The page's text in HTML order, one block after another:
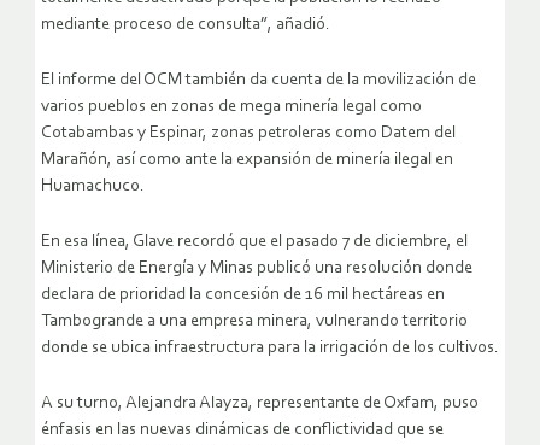
mediante proceso de consulta”, añadió.
El informe del OCM también da cuenta de la movilización de
varios pueblos en zonas de mega minería legal como
Cotabambas y Espinar, zonas petroleras como Datem del
Marañón, así como ante la expansión de minería ilegal en
Huamachuco.
En esa línea, Glave recordó que el pasado 7 de diciembre, el
Ministerio de Energía y Minas publicó una resolución donde
declara de prioridad la concesión de 16 mil hectáreas en
Tambogrande a una empresa minera, vulnerando territorio
donde se ubica infraestructura para la irrigación de los cultivos.
A su turno, Alejandra Alayza, representante de Oxfam, puso
énfasis en las nuevas dinámicas de conflictividad que se